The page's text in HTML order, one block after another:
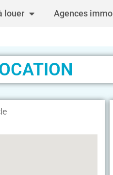
louer Agences immo